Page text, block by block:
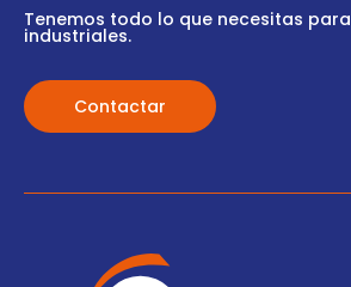
Tenemos todo lo que necesitas
industriales.
Contactar